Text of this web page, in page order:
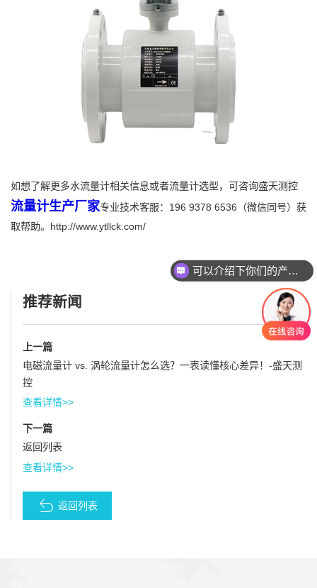
如想了解更多水流量计相关信息或者流量计选型，可咨询盛天测控
流量计生产厂家专业技术客服：196 9378 6536（微信同号）获
取帮助。http://www.ytllck.com/
推荐新闻
上一篇
电磁流量计 vs. 涡轮流量计怎么选？一表读懂核心差异！-盛天测
控
查看详情>>
下一篇
返回列表
查看详情>>
返回列表
可以介绍下你们的产品么